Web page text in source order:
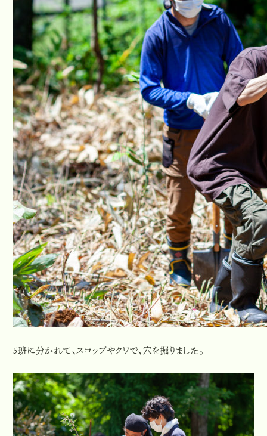
5班に分かれて、スコップやクワで、穴を掘りました。